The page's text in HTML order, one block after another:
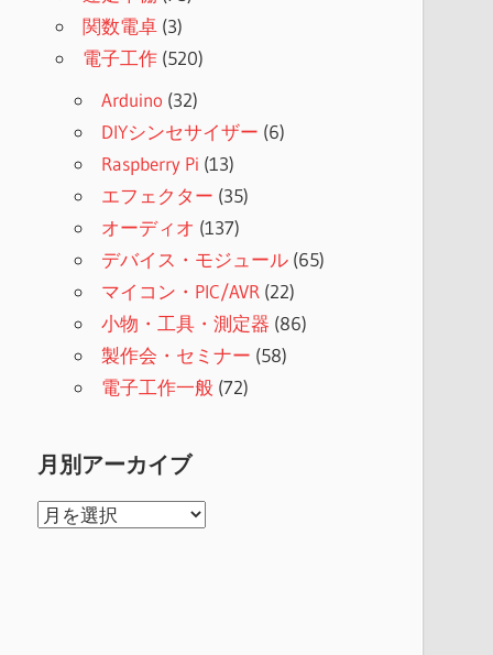
関数電卓 (3)
電子工作 (520)
Arduino (32)
DIYシンセサイザー (6)
Raspberry Pi (13)
エフェクター (35)
オーディオ (137)
デバイス・モジュール (65)
マイコン・PIC/AVR (22)
小物・工具・測定器 (86)
製作会・セミナー (58)
電子工作一般 (72)
月別アーカイブ
月